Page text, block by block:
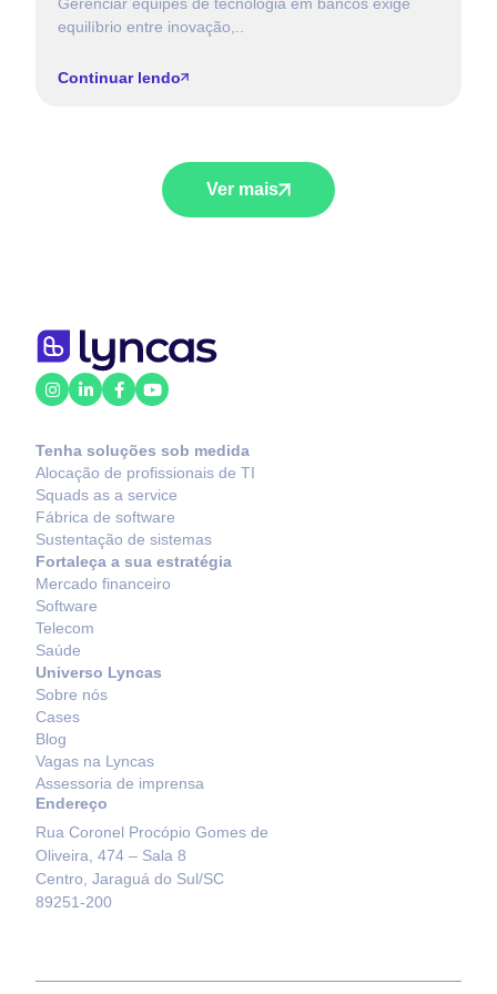
equilíbrio entre inovação,..
Continuar lendo
Ver mais
Tenha soluções sob medida
Alocação de profissionais de TI
Squads as a service
Fábrica de software
Sustentação de sistemas
Fortaleça a sua estratégia
Mercado financeiro
Software
Telecom
Saúde
Universo Lyncas
Sobre nós
Cases
Blog
Vagas na Lyncas
Assessoria de imprensa
Endereço
Rua Coronel Procópio Gomes de
Oliveira, 474 – Sala 8
Centro, Jaraguá do Sul/SC
89251-200